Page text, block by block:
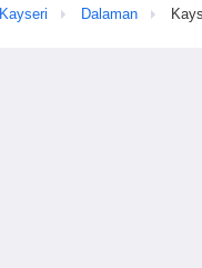
Kayseri Dalaman